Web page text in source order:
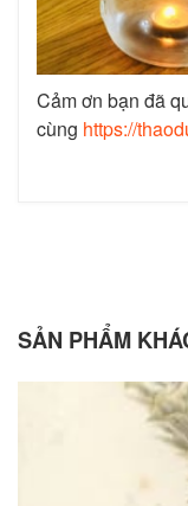
Cảm ơn bạn đã
cùng https://
SẢN PHẨM